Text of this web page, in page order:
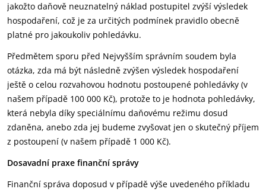
jakožto daňově neuznatelný náklad postupitel zvýší výsledek
hospodaření, což je za určitých podmínek pravidlo obecně
platné pro jakoukoliv pohledávku.
Předmětem sporu před Nejvyšším správním soudem byla
otázka, zda má být následně zvýšen výsledek hospodaření
ještě o celou rozvahovou hodnotu postoupené pohledávky (v
našem případě 100 000 Kč), protože to je hodnota pohledávky,
která nebyla díky speciálnímu daňovému režimu dosud
zdaněna, anebo zda jej budeme zvyšovat jen o skutečný příjem
z postoupení (v našem případě 1 000 Kč).
Dosavadní praxe finanční správy
Finanční správa doposud v případě výše uvedeného příkladu